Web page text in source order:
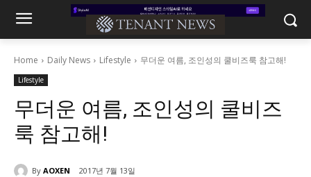
Home Daily News Lifestyle 무더운 여름, 조인성의 쿨비즈룩 참고해!
Lifestyle
무더운 여름, 조인성의 쿨비즈
룩 참고해!
By AOXEN 2017년 7월 13일